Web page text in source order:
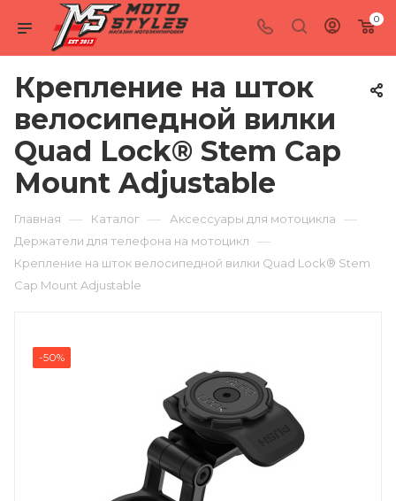
0
Крепление на шток
велосипедной вилки
Quad Lock® Stem Cap
Mount Adjustable
Главная — Каталог — Аксессуары для мотоцикла —
Держатели для телефона на мотоцикл —
Крепление на шток велосипедной вилки Quad Lock® Stem
Cap Mount Adjustable
-50%